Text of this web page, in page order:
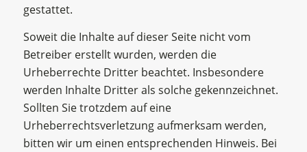
gestattet.
Soweit die Inhalte auf dieser Seite nicht vom
Betreiber erstellt wurden, werden die
Urheberrechte Dritter beachtet. Insbesondere
werden Inhalte Dritter als solche gekennzeichnet.
Sollten Sie trotzdem auf eine
Urheberrechtsverletzung aufmerksam werden,
bitten wir um einen entsprechenden Hinweis. Bei